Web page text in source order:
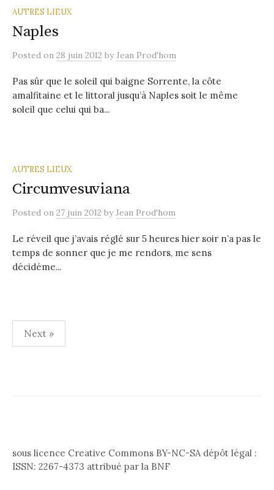
AUTRES LIEUX
Naples
Posted on 28 juin 2012 byJean Prod'hom
Pas sûr que le soleil qui baigne Sorrente, la côte
amalfitaine et le littoral jusqu’à Naples soit le même
soleil que celui qui ba...
AUTRES LIEUX
Circumvesuviana
Posted on 27 juin 2012 byJean Prod'hom
Le réveil que j’avais réglé sur 5 heures hier soir n’a pas le
temps de sonner que je me rendors, me sens
décidéme...
Pagination
des
Next »
sous licence Creative Commons BY-NC-SA dépôt légal :
ISSN: 2267-4373 attribué par la BNF